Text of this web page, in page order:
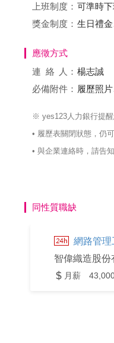
上班制度： 可準時下
獎金制度： 生日禮
應徵方式
連絡
人： 楊志誠
必備附件： 履歷照
※ yes123人力銀行提醒
• 履歷表關閉狀態，仍
• 與企業連絡時，請告
同性質職缺
網路管理
智偉織造股份
月薪